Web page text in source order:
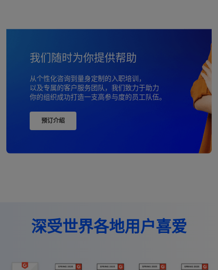
我们随时为你提供帮助
从个性化咨询到量身定制的入职培训，
以及专属的客户服务团队，我们致力于助力
你的组织成功打造一支高参与度的员工队伍。
预订介绍
深受世界各地用户喜爱